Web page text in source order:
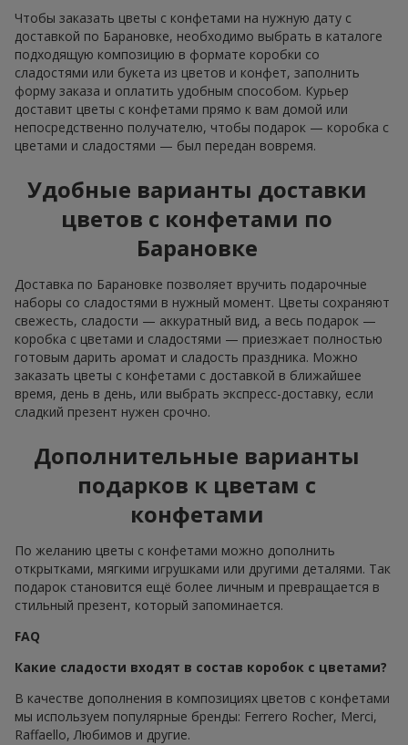
Чтобы заказать цветы с конфетами на нужную дату с
доставкой по Барановкe, необходимо выбрать в каталоге
подходящую композицию в формате коробки со
сладостями или букета из цветов и конфет, заполнить
форму заказа и оплатить удобным способом. Курьер
доставит цветы с конфетами прямо к вам домой или
непосредственно получателю, чтобы подарок — коробка с
цветами и сладостями — был передан вовремя.
Удобные варианты доставки
цветов с конфетами по
Барановкe
Доставка по Барановкe позволяет вручить подарочные
наборы со сладостями в нужный момент. Цветы сохраняют
свежесть, сладости — аккуратный вид, а весь подарок —
коробка с цветами и сладостями — приезжает полностью
готовым дарить аромат и сладость праздника. Можно
заказать цветы с конфетами с доставкой в ближайшее
время, день в день, или выбрать экспресс-доставку, если
сладкий презент нужен срочно.
Дополнительные варианты
подарков к цветам с
конфетами
По желанию цветы с конфетами можно дополнить
открытками, мягкими игрушками или другими деталями. Так
подарок становится ещё более личным и превращается в
стильный презент, который запоминается.
FAQ
Какие сладости входят в состав коробок с цветами?
В качестве дополнения в композициях цветов с конфетами
мы используем популярные бренды: Ferrero Rocher, Merci,
Raffaello, Любимов и другие.